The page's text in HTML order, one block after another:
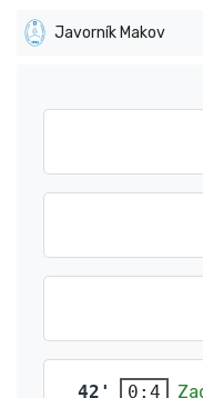
Javorník Makov
42' 0:4